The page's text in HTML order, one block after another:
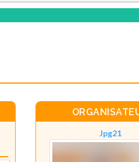
Jpg21